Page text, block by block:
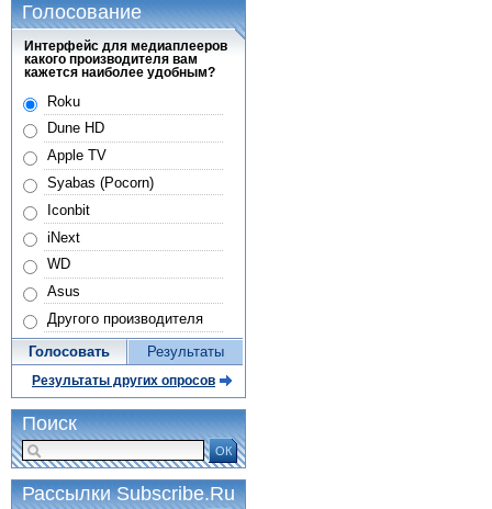
Голосование
Интерфейс для медиаплееров
какого производителя вам
кажется наиболее удобным?
Roku
Dune HD
Apple TV
Syabas (Pocorn)
Iconbit
iNext
WD
Asus
Другого производителя
Голосовать Результаты
Результаты других опросов
Поиск
ОК
Рассылки Subscribe.Ru